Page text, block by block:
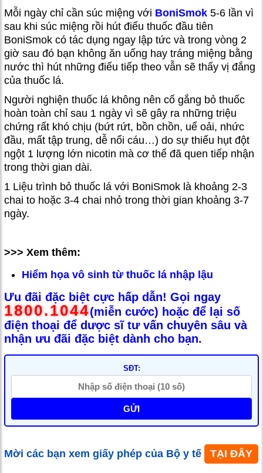
Mỗi ngày chỉ cần súc miệng với BoniSmok 5-6 lần vì
sau khi súc miệng rồi hút điếu thuốc đầu tiên
BoniSmok có tác dụng ngay lập tức và trong vòng 2
giờ sau đó bạn không ăn uống hay tráng miệng bằng
nước thì hút những điếu tiếp theo vẫn sẽ thấy vị đắng
của thuốc lá.
Người nghiện thuốc lá không nên cố gắng bỏ thuốc
hoàn toàn chỉ sau 1 ngày vì sẽ gây ra những triệu
chứng rất khó chịu (bứt rứt, bồn chồn, uể oải, nhức
đầu, mất tập trung, dễ nổi cáu…) do sự thiếu hụt đột
ngột 1 lượng lớn nicotin mà cơ thể đã quen tiếp nhận
trong thời gian dài.
1 Liệu trình bỏ thuốc lá với BoniSmok là khoảng 2-3
chai to hoặc 3-4 chai nhỏ trong thời gian khoảng 3-7
ngày.
>>> Xem thêm:
Hiểm họa vô sinh từ thuốc lá nhập lậu
Ưu đãi đặc biệt cực hấp dẫn! Gọi ngay
1800.1044(miễn cước) hoặc để lại số
điện thoại để dược sĩ tư vấn chuyên sâu và
nhận ưu đãi đặc biệt dành cho bạn.
SĐT:
GỬI
Mời các bạn xem giấy phép của Bộ y tế TẠI ĐÂY